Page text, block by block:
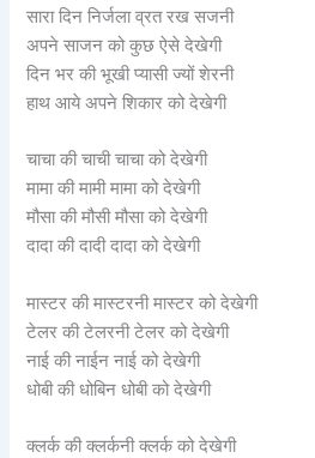
सारा दिन निर्जला व्रत रख सजनी
अपने साजन को कुछ ऐसे देखेगी
दिन भर की भूखी प्यासी ज्यों शेरनी
हाथ आये अपने शिकार को देखेगी
चाचा की चाची चाचा को देखेगी
मामा की मामी मामा को देखेगी
मौसा की मौसी मौसा को देखेगी
दादा की दादी दादा को देखेगी
मास्टर की मास्टरनी मास्टर को देखेगी
टेलर की टेलरनी टेलर को देखेगी
नाई की नाईन नाई को देखेगी
धोबी की धोबिन धोबी को देखेगी
क्लर्क की क्लर्कनी क्लर्क को देखेगी